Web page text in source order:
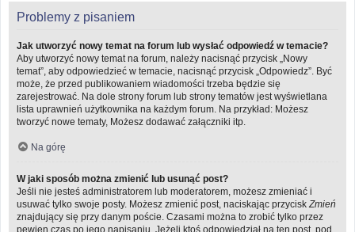
Problemy z pisaniem
Jak utworzyć nowy temat na forum lub wysłać odpowiedź w temacie?
Aby utworzyć nowy temat na forum, należy nacisnąć przycisk „Nowy
temat”, aby odpowiedzieć w temacie, nacisnąć przycisk „Odpowiedz”. Być
może, że przed publikowaniem wiadomości trzeba będzie się
zarejestrować. Na dole strony forum lub strony tematów jest wyświetlana
lista uprawnień użytkownika na każdym forum. Na przykład: Możesz
tworzyć nowe tematy, Możesz dodawać załączniki itp.
Na górę
W jaki sposób można zmienić lub usunąć post?
Jeśli nie jesteś administratorem lub moderatorem, możesz zmieniać i
usuwać tylko swoje posty. Możesz zmienić post, naciskając przycisk Zmień
znajdujący się przy danym poście. Czasami można to zrobić tylko przez
pewien czas po jego napisaniu. Jeżeli ktoś odpowiedział na ten post, pod